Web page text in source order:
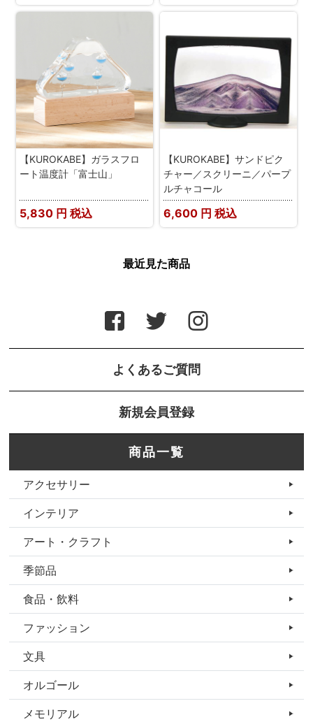
【KUROKABE】ガラスフロ
ート温度計「富士山」
5,830 円 税込
【KUROKABE】サンドピク
チャー／スクリーニ／パープ
ルチャコール
6,600 円 税込
最近見た商品
よくあるご質問
新規会員登録
商品一覧
アクセサリー
インテリア
アート・クラフト
季節品
食品・飲料
ファッション
文具
オルゴール
メモリアル